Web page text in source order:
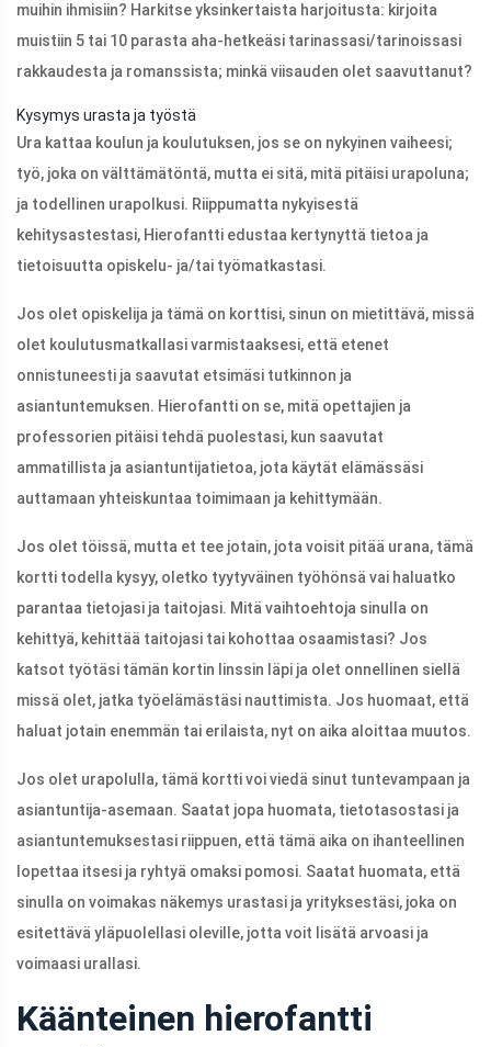
muihin ihmisiin? Harkitse yksinkertaista harjoitusta: kirjoita
muistiin 5 tai 10 parasta aha-hetkeäsi tarinassasi/tarinoissasi
rakkaudesta ja romanssista; minkä viisauden olet saavuttanut?
Kysymys urasta ja työstä
Ura kattaa koulun ja koulutuksen, jos se on nykyinen vaiheesi;
työ, joka on välttämätöntä, mutta ei sitä, mitä pitäisi urapoluna;
ja todellinen urapolkusi. Riippumatta nykyisestä
kehitysastestasi, Hierofantti edustaa kertynyttä tietoa ja
tietoisuutta opiskelu- ja/tai työmatkastasi.
Jos olet opiskelija ja tämä on korttisi, sinun on mietittävä, missä
olet koulutusmatkallasi varmistaaksesi, että etenet
onnistuneesti ja saavutat etsimäsi tutkinnon ja
asiantuntemuksen. Hierofantti on se, mitä opettajien ja
professorien pitäisi tehdä puolestasi, kun saavutat
ammatillista ja asiantuntijatietoa, jota käytät elämässäsi
auttamaan yhteiskuntaa toimimaan ja kehittymään.
Jos olet töissä, mutta et tee jotain, jota voisit pitää urana, tämä
kortti todella kysyy, oletko tyytyväinen työhönsä vai haluatko
parantaa tietojasi ja taitojasi. Mitä vaihtoehtoja sinulla on
kehittyä, kehittää taitojasi tai kohottaa osaamistasi? Jos
katsot työtäsi tämän kortin linssin läpi ja olet onnellinen siellä
missä olet, jatka työelämästäsi nauttimista. Jos huomaat, että
haluat jotain enemmän tai erilaista, nyt on aika aloittaa muutos.
Jos olet urapolulla, tämä kortti voi viedä sinut tuntevampaan ja
asiantuntija-asemaan. Saatat jopa huomata, tietotasostasi ja
asiantuntemuksestasi riippuen, että tämä aika on ihanteellinen
lopettaa itsesi ja ryhtyä omaksi pomosi. Saatat huomata, että
sinulla on voimakas näkemys urastasi ja yrityksestäsi, joka on
esitettävä yläpuolellasi oleville, jotta voit lisätä arvoasi ja
voimaasi urallasi.
Käänteinen hierofantti